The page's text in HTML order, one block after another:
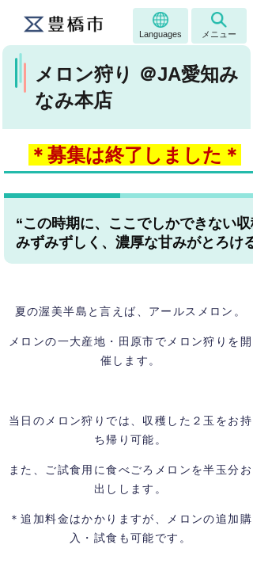
Languages メニュー
メロン狩り ＠JA愛知み
なみ本店
＊募集は終了しました＊
“この時期に、ここでしかできない収
みずみずしく、濃厚な甘みがとろけ
夏の渥美半島と言えば、アールスメロン。
メロンの一大産地・田原市でメロン狩りを開
催します。
当日のメロン狩りでは、収穫した２玉をお持
ち帰り可能。
また、ご試食用に食べごろメロンを半玉分お
出しします。
＊追加料金はかかりますが、メロンの追加購
入・試食も可能です。